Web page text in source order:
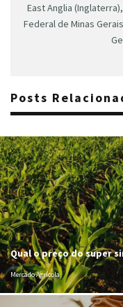
East Anglia
Federal de Minas
Posts
Qual o preço do super
Mercado Agrícola